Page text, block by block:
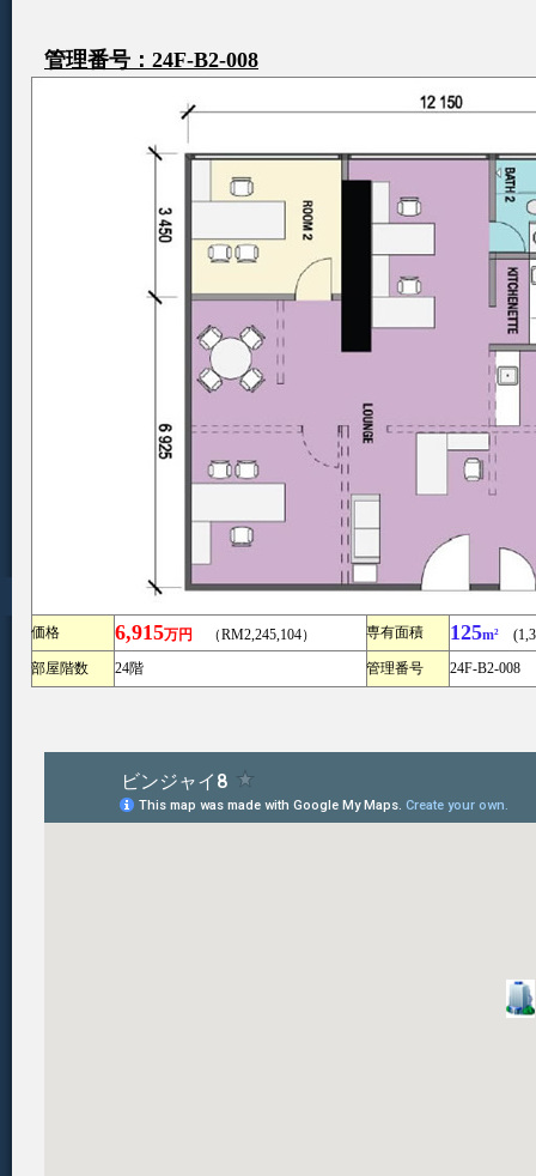
管理番号：24F-B2-008
価格 6,915万円 （RM2,245,104） 専有面積 125m²
部屋階数
24階 管理番号 24F-B2-008